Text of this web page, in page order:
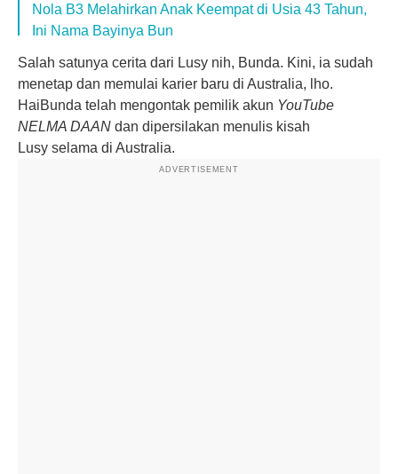
Nola B3 Melahirkan Anak Keempat di Usia 43 Tahun,
Ini Nama Bayinya Bun
Salah satunya cerita dari Lusy nih, Bunda. Kini, ia sudah
menetap dan memulai karier baru di Australia, lho.
HaiBunda telah mengontak pemilik akun YouTube
NELMA DAAN dan dipersilakan menulis kisah
Lusy selama di Australia.
ADVERTISEMENT